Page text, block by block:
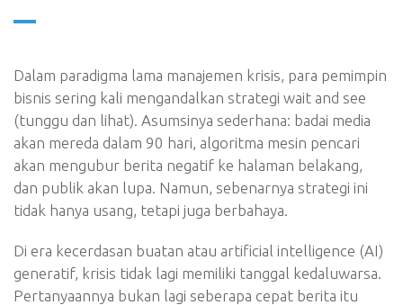
Dalam paradigma lama manajemen krisis, para pemimpin
bisnis sering kali mengandalkan strategi wait and see
(tunggu dan lihat). Asumsinya sederhana: badai media
akan mereda dalam 90 hari, algoritma mesin pencari
akan mengubur berita negatif ke halaman belakang,
dan publik akan lupa. Namun, sebenarnya strategi ini
tidak hanya usang, tetapi juga berbahaya.
Di era kecerdasan buatan atau artificial intelligence (AI)
generatif, krisis tidak lagi memiliki tanggal kedaluwarsa.
Pertanyaannya bukan lagi seberapa cepat berita itu